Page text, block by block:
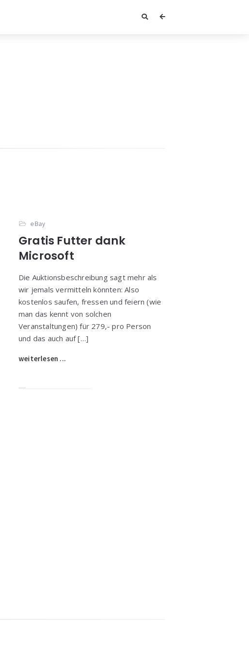
eBay
Gratis Futter dank
Microsoft
Die Auktionsbeschreibung sagt mehr als
wir jemals vermitteln könnten: Also
kostenlos saufen, fressen und feiern (wie
man das kennt von solchen
Veranstaltungen) für 279,- pro Person
und das auch auf […]
weiterlesen ...